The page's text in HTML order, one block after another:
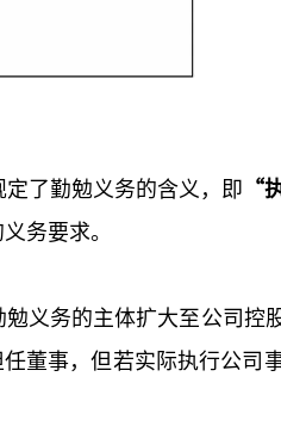
了勤勉义务的含义，即 “
务要求。
义务的主体扩大至公司控
董事，但若实际执行公司